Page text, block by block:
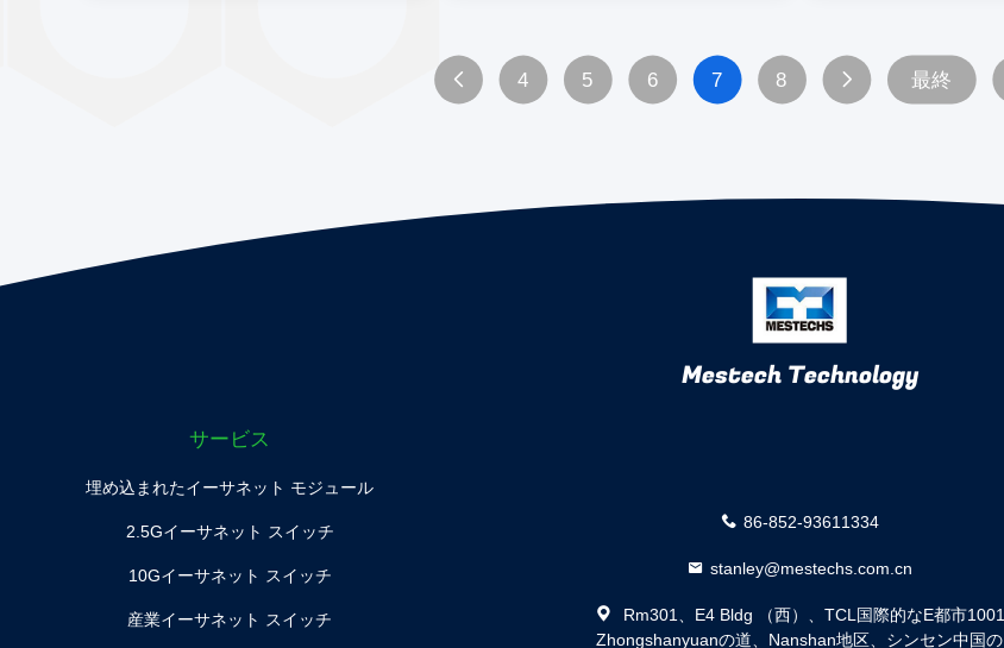
4 5 6 7 8 最終
Mestech Technology
サービス
埋め込まれたイーサネット モジュール
2.5Gイーサネット スイッチ
10Gイーサネット スイッチ
産業イーサネット スイッチ
86-852-93611334
stanley@mestechs.com.cn
Rm301、E4 Bldg （西）、TCL国際的なE都市1001
Zhongshanyuanの道、Nanshan地区、シンセン中国の